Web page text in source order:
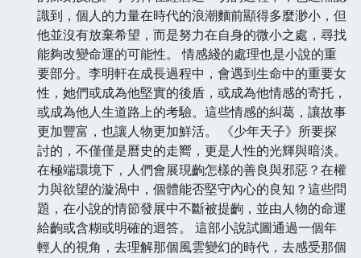
識到，個人的力量在時代的浪潮麵前顯得多麼渺小，但
他並沒有放棄希望，而是努力在自身的微小之處，尋找
能夠改變命運的可能性。 情感綫的處理也是小說的重
要部分。李明軒在成長過程中，會遇到生命中的重要女
性，她們或成為他堅實的後盾，或成為他情感的寄托，
或成為他人生道路上的考驗。這些情感的糾葛，讓故事
更加豐富，也讓人物更加鮮活。 《少年天子》所要探
討的，不僅僅是曆史的走嚮，更是人性的光輝與暗淡。
在極端環境下，人們會展現齣怎樣的善良與邪惡？在權
力與欲望的漩渦中，個體能否堅守內心的良知？這些問
題，在小說的情節發展中不斷被提齣，並由人物的命運
給齣或含糊或明確的迴答。 這部小說試圖通過一個年
輕人的視角，去理解那個風雲變幻的時代，去感受那個